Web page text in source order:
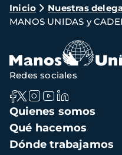
Ruta
de
navegación
Inicio Nuestras
MANOS UNIDAS y
Navegación
principal
Quienes somos
Qué hacemos
Dónde trabajamos
Redes sociales